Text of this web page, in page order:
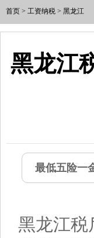
首页 > 工资纳税 > 黑龙江
黑龙江
最低五险一
黑龙江税